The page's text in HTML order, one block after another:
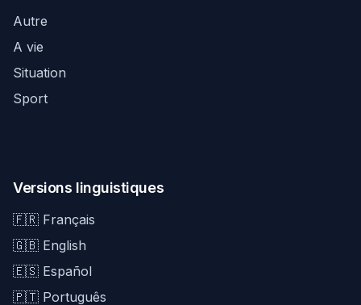
Autre
A vie
Situation
Sport
Versions linguistiques
🇫🇷 Français
🇬🇧 English
🇪🇸 Español
🇵🇹 Português